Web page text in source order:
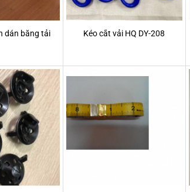
dán băng tải Kéo cắt vải HQ DY-208